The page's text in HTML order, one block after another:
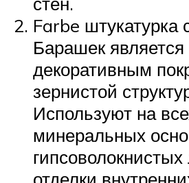
Farbe штукатурка
Барашек является
декоративным
зернистой
Используют на
минеральных